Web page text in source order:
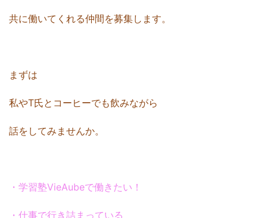
共に働いてくれる仲間を募集します。
まずは
私やT氏とコーヒーでも飲みながら
話をしてみませんか。
・学習塾VieAubeで働きたい！
・仕事で行き詰まっている